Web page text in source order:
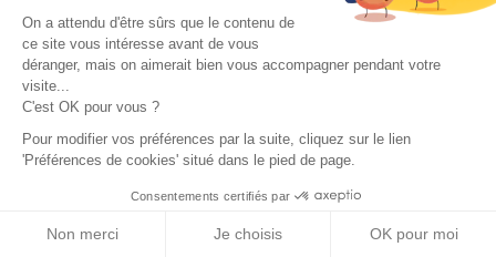
On a attendu d'être sûrs que le contenu de
ce site vous intéresse avant de vous
déranger, mais on aimerait bien vous accompagner pendant votre
visite...
C'est OK pour vous ?
Pour modifier vos préférences par la suite, cliquez sur le lien
'Préférences de cookies' situé dans le pied de page.
Consentements certifiés par
Non merci Je choisis OK pour moi
Trouvez le professionnel